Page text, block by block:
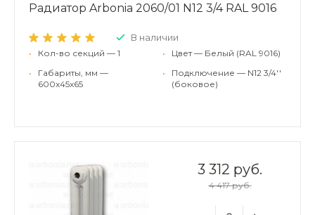
Радиатор Arbonia 2060/01 N12 3/4 RAL 9016
В наличии
•
Кол-во секций — 1
•
Габариты, мм —
600x45x65
•
Цвет — Белый (RAL 9016)
•
Подключение — N12 3/4''
(боковое)
3 312 руб.
4 417 руб.